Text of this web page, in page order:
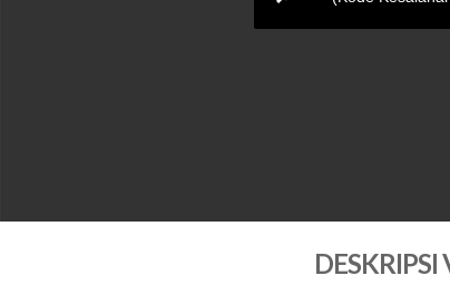
DESKRIPSI